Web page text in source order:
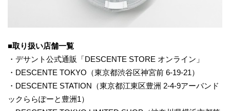
■取り扱い店舗一覧
・デサント公式通販「DESCENTE STORE オンライン」
・DESCENTE TOKYO（東京都渋谷区神宮前 6-19-21）
・DESCENTE STATION（東京都江東区豊洲 2-4-9アーバンド
ックららぽーと豊洲1）